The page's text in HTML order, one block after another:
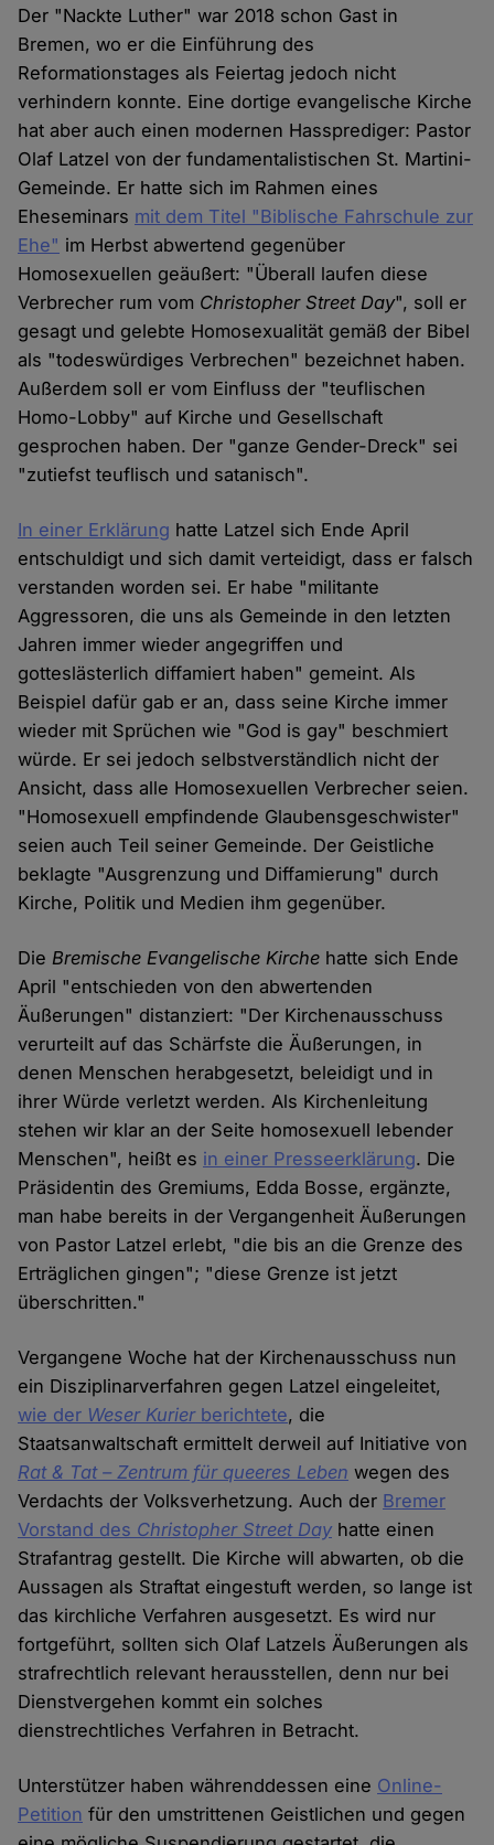
Der "Nackte Luther" war 2018 schon Gast in
Bremen, wo er die Einführung des
Reformationstages als Feiertag jedoch nicht
verhindern konnte. Eine dortige evangelische Kirche
hat aber auch einen modernen Hassprediger: Pastor
Olaf Latzel von der fundamentalistischen St. Martini-
Gemeinde. Er hatte sich im Rahmen eines
Eheseminars mit dem Titel "Biblische Fahrschule zur
Ehe" im Herbst abwertend gegenüber
Homosexuellen geäußert: "Überall laufen diese
Verbrecher rum vom Christopher Street Day", soll er
gesagt und gelebte Homosexualität gemäß der Bibel
als "todeswürdiges Verbrechen" bezeichnet haben.
Außerdem soll er vom Einfluss der "teuflischen
Homo-Lobby" auf Kirche und Gesellschaft
gesprochen haben. Der "ganze Gender-Dreck" sei
"zutiefst teuflisch und satanisch".
In einer Erklärung hatte Latzel sich Ende April
entschuldigt und sich damit verteidigt, dass er falsch
verstanden worden sei. Er habe "militante
Aggressoren, die uns als Gemeinde in den letzten
Jahren immer wieder angegriffen und
gotteslästerlich diffamiert haben" gemeint. Als
Beispiel dafür gab er an, dass seine Kirche immer
wieder mit Sprüchen wie "God is gay" beschmiert
würde. Er sei jedoch selbstverständlich nicht der
Ansicht, dass alle Homosexuellen Verbrecher seien.
"Homosexuell empfindende Glaubensgeschwister"
seien auch Teil seiner Gemeinde. Der Geistliche
beklagte "Ausgrenzung und Diffamierung" durch
Kirche, Politik und Medien ihm gegenüber.
DieBremische Evangelische Kirche hatte sich Ende
April "entschieden von den abwertenden
Äußerungen" distanziert: "Der Kirchenausschuss
verurteilt auf das Schärfste die Äußerungen, in
denen Menschen herabgesetzt, beleidigt und in
ihrer Würde verletzt werden. Als Kirchenleitung
stehen wir klar an der Seite homosexuell lebender
Menschen", heißt es in einer Presseerklärung. Die
Präsidentin des Gremiums, Edda Bosse, ergänzte,
man habe bereits in der Vergangenheit Äußerungen
von Pastor Latzel erlebt, "die bis an die Grenze des
Erträglichen gingen"; "diese Grenze ist jetzt
überschritten."
Vergangene Woche hat der Kirchenausschuss nun
ein Disziplinarverfahren gegen Latzel eingeleitet,
wie der Weser Kurierberichtete, die
Staatsanwaltschaft ermittelt derweil auf Initiative von
Rat & Tat – Zentrum für queeres Leben wegen des
Verdachts der Volksverhetzung. Auch der Bremer
Vorstand des Christopher Street Day hatte einen
Strafantrag gestellt. Die Kirche will abwarten, ob die
Aussagen als Straftat eingestuft werden, so lange ist
das kirchliche Verfahren ausgesetzt. Es wird nur
fortgeführt, sollten sich Olaf Latzels Äußerungen als
strafrechtlich relevant herausstellen, denn nur bei
Dienstvergehen kommt ein solches
dienstrechtliches Verfahren in Betracht.
Unterstützer haben währenddessen eine Online-
Petition für den umstrittenen Geistlichen und gegen